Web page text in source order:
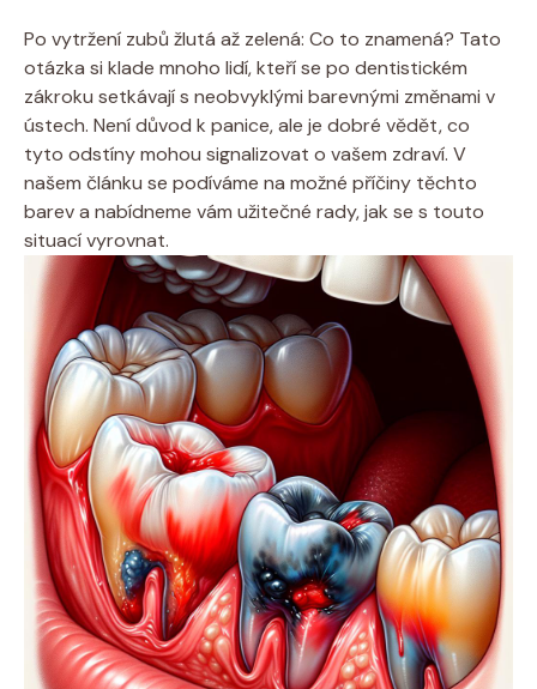
Po vytržení zubů žlutá až zelená: Co to znamená? Tato
otázka si klade mnoho lidí, kteří se po dentistickém
zákroku setkávají s neobvyklými barevnými změnami v
ústech. Není důvod k panice, ale je dobré vědět, co
tyto odstíny mohou signalizovat o vašem zdraví. V
našem článku se podíváme na možné příčiny těchto
barev a nabídneme vám užitečné rady, jak se s touto
situací vyrovnat.